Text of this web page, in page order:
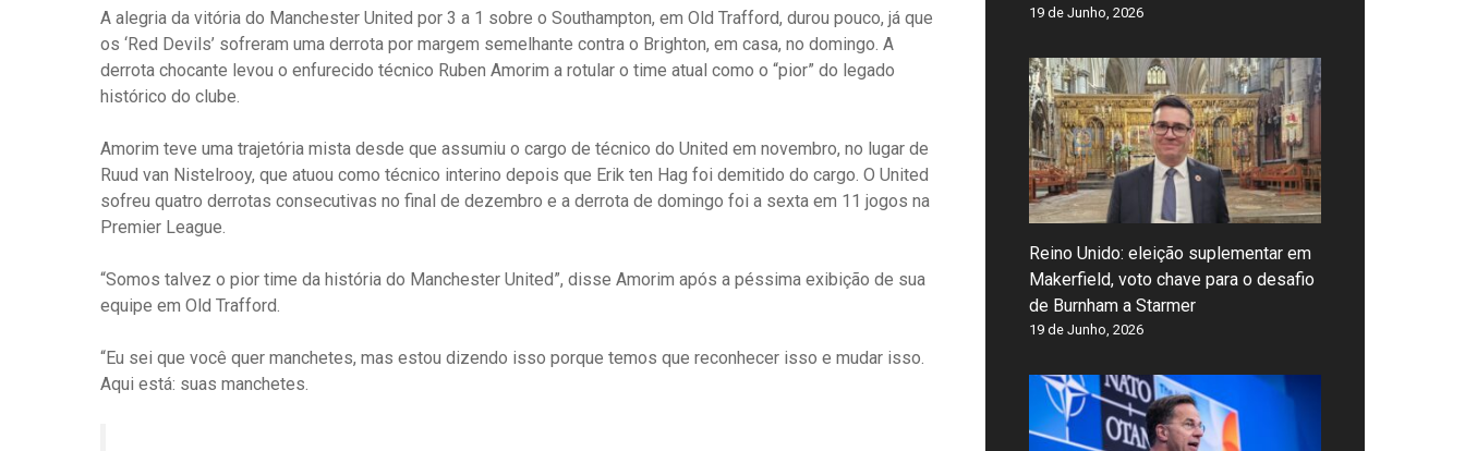
A alegria da vitória do Manchester United por 3 a 1 sobre o Southampton, em Old Trafford, durou pouco, já que
os ‘Red Devils’ sofreram uma derrota por margem semelhante contra o Brighton, em casa, no domingo. A
derrota chocante levou o enfurecido técnico Ruben Amorim a rotular o time atual como o “pior” do legado
histórico do clube.
Amorim teve uma trajetória mista desde que assumiu o cargo de técnico do United em novembro, no lugar de
Ruud van Nistelrooy, que atuou como técnico interino depois que Erik ten Hag foi demitido do cargo. O United
sofreu quatro derrotas consecutivas no final de dezembro e a derrota de domingo foi a sexta em 11 jogos na
Premier League.
“Somos talvez o pior time da história do Manchester United”, disse Amorim após a péssima exibição de sua
equipe em Old Trafford.
“Eu sei que você quer manchetes, mas estou dizendo isso porque temos que reconhecer isso e mudar isso.
Aqui está: suas manchetes.
19 de Junho, 2026
Reino Unido: eleição suplementar em
Makerfield, voto chave para o desafio
de Burnham a Starmer
19 de Junho, 2026